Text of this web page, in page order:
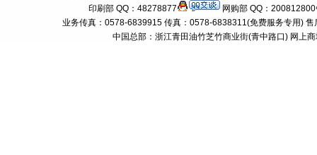
印刷部 QQ：48278877
网购部 QQ：200812800
业务传真：0578-6839915 传真：0578-6838311(免费服务专用)
中国总部：浙江青田油竹芝竹商业街(青中路口) 网上